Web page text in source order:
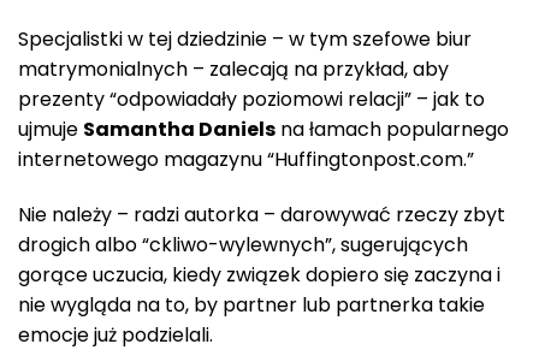
Specjalistki w tej dziedzinie – w tym szefowe biur
matrymonialnych – zalecają na przykład, aby
prezenty “odpowiadały poziomowi relacji” – jak to
ujmuje Samantha Daniels na łamach popularnego
internetowego magazynu “Huffingtonpost.com.”
Nie należy – radzi autorka – darowywać rzeczy zbyt
drogich albo “ckliwo-wylewnych”, sugerujących
gorące uczucia, kiedy związek dopiero się zaczyna i
nie wygląda na to, by partner lub partnerka takie
emocje już podzielali.